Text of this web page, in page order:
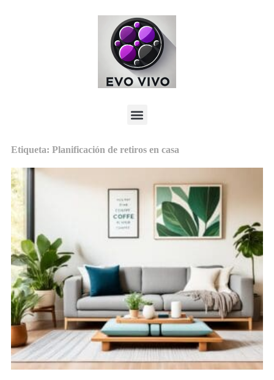
Etiqueta: Planificación de retiros en casa